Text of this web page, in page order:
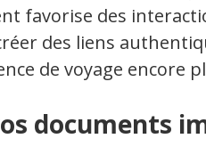
favorise des
des liens
de voyage encore
documents